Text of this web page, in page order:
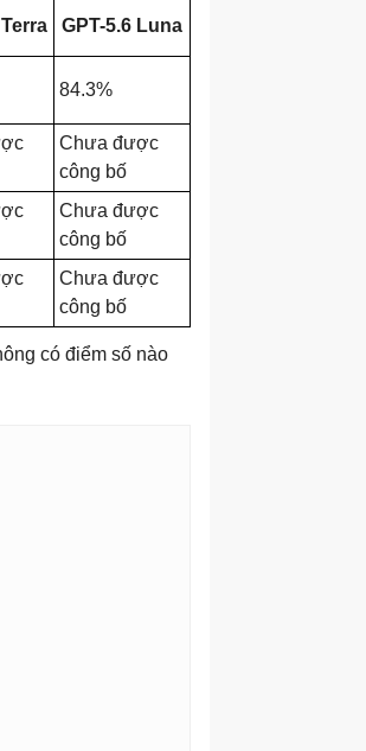
GPT-5.6 Luna
84.3%
Chưa được
công bố
Chưa được
công bố
Chưa được
công bố
có điểm số nào